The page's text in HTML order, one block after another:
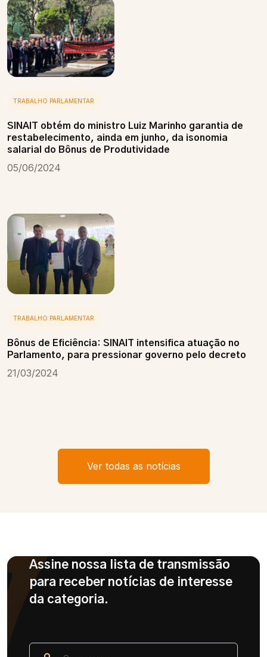
TRABALHO PARLAMENTAR
SINAIT obtém do ministro Luiz Marinho garantia de
restabelecimento, ainda em junho, da isonomia
salarial do Bônus de Produtividade
05/06/2024
TRABALHO PARLAMENTAR
Bônus de Eficiência: SINAIT intensifica atuação no
Parlamento, para pressionar governo pelo decreto
21/03/2024
Ver todas as notícias
Assine nossa lista de transmissão
para receber notícias de interesse
da categoria.